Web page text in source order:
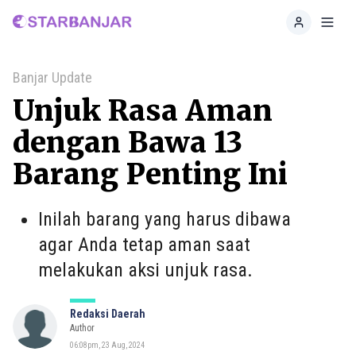
Home
Banjar Update
Unjuk Rasa Aman
dengan Bawa 13
Barang Penting Ini
Inilah barang yang harus dibawa
agar Anda tetap aman saat
melakukan aksi unjuk rasa.
Redaksi Daerah
Author
06:08pm, 23 Aug, 2024